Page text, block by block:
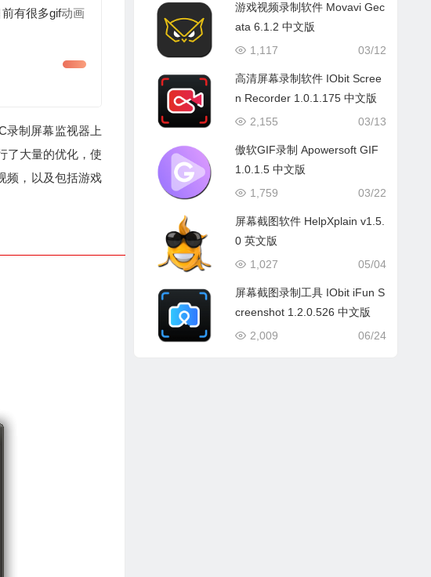
有很多gif动画
录制屏幕监视器上
了大量的优化，使
频，以及包括游戏
游戏视频录制软件 Movavi Gec
ata 6.1.2 中文版
03/12
1,117
高清屏幕录制软件 IObit Scree
n Recorder 1.0.1.175 中文版
03/13
2,155
傲软GIF录制 Apowersoft GIF
1.0.1.5 中文版
03/22
1,759
屏幕截图软件 HelpXplain v1.5.
0 英文版
05/04
1,027
屏幕截图录制工具 IObit iFun S
creenshot 1.2.0.526 中文版
06/24
2,009